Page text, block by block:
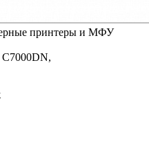
принтеры и МФУ